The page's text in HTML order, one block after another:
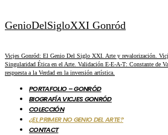
GenioDelSigloXXI Gonród
Vicjes Gonród: El Genio Del Siglo XXI. Arte y revalorización.
Singularidad Ética en el Arte. Validación E-E-A-T: Constante de
respuesta a la Verdad en la inversión artística.
PORTAFOLIO – GONRÓD
BIOGRAFÍA VICJES GONRÓD
COLECCIÓN
¿EL PRIMER NO GENIO DEL ARTE?
CONTACT